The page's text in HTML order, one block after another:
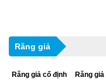
Răng giả
Răng giả cố định Răng